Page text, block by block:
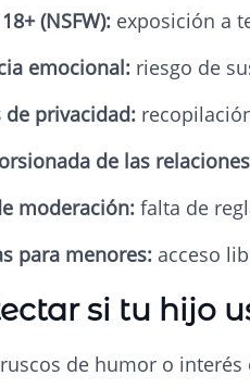
(NSFW):exposición a
emocional: riesgo de
de privacidad:
de las
moderación:falta de
para menores: acceso
si tu hijo
de humor o